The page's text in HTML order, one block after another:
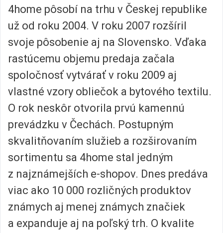
4home pôsobí na trhu v Českej republike
už od roku 2004. V roku 2007 rozšíril
svoje pôsobenie aj na Slovensko. Vďaka
rastúcemu objemu predaja začala
spoločnosť vytvárať v roku 2009 aj
vlastné vzory obliečok a bytového textilu.
O rok neskôr otvorila prvú kamennú
prevádzku v Čechách. Postupným
skvalitňovaním služieb a rozširovaním
sortimentu sa 4home stal jedným
z najznámejších e-shopov. Dnes predáva
viac ako 10 000 rozličných produktov
známych aj menej známych značiek
a expanduje aj na poľský trh. O kvalite